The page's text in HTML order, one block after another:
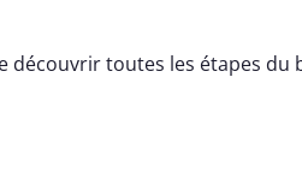
découvrir toutes les étapes